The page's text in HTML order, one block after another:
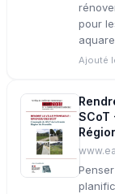
pour
Ajouté
SCoT